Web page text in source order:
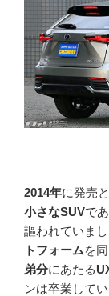
2014年に発売
小さなSUVで
謳われていま
トフォームを
弟分にあたる
ンは卒業してい